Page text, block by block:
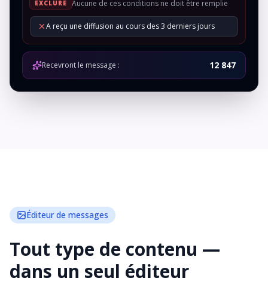
EXCLURE Aucune de ces conditions ne doit être remplie
A reçu une diffusion au cours des 3 derniers jours
Recevront le message : 12 847
Éditeur de messages
Tout type de contenu —
dans un seul éditeur